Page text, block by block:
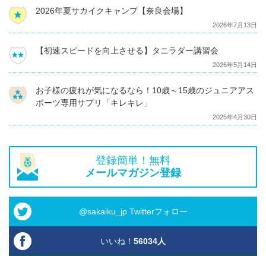
2026年夏サカイクキャンプ【奈良会場】
2026年7月13日
【初速スピードを向上させる】タニラダー講習会
2026年5月14日
お子様の疲れが気になるなら！10歳～15歳のジュニアアス
ポーツ専用サプリ「キレキレ」
2025年4月30日
登録簡単！無料
メールマガジン登録
@sakaiku_jp Twitterフォロー
いいね！ 56034人